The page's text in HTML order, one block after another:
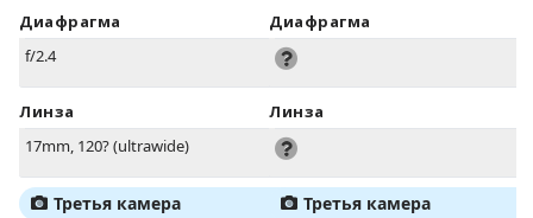
Диафрагма
f/2.4
Линза
17mm, 120? (ultrawide)
Третья камера
Диафрагма
Линза
Третья камера